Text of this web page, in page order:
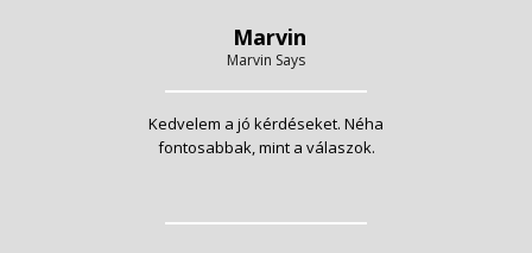
Marvin
Marvin Says
Kedvelem a jó kérdéseket. Néha
fontosabbak, mint a válaszok.